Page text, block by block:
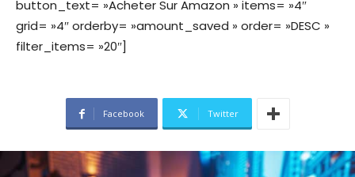
button_text= »Acheter Sur Amazon » items= »4″
grid= »4″ orderby= »amount_saved » order= »DESC »
filter_items= »20″]
Facebook Twitter